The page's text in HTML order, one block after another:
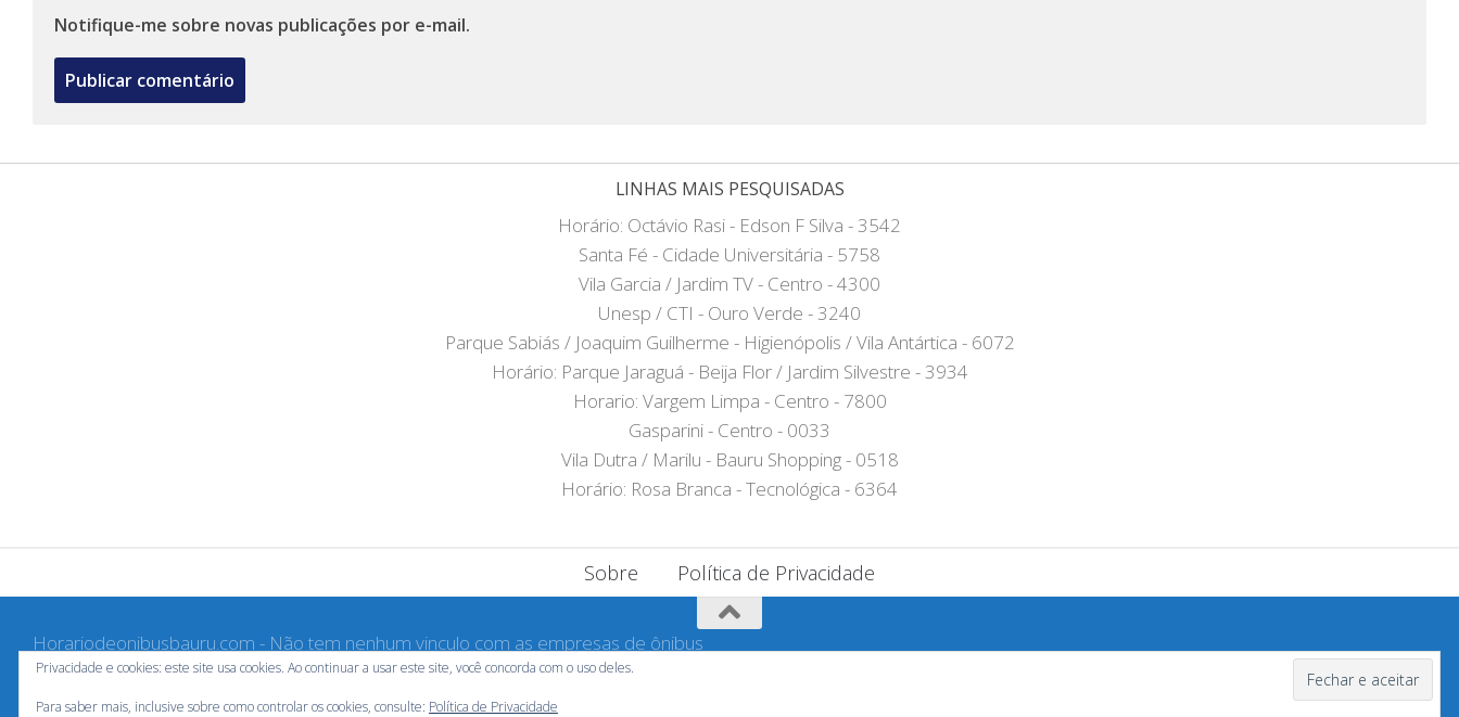
Notifique-me sobre novas publicações por e-mail.
LINHAS MAIS PESQUISADAS
Horário: Octávio Rasi - Edson F Silva - 3542
Santa Fé - Cidade Universitária - 5758
Vila Garcia / Jardim TV - Centro - 4300
Unesp / CTI - Ouro Verde - 3240
Parque Sabiás / Joaquim Guilherme - Higienópolis / Vila Antártica - 6072
Horário: Parque Jaraguá - Beija Flor / Jardim Silvestre - 3934
Horario: Vargem Limpa - Centro - 7800
Gasparini - Centro - 0033
Vila Dutra / Marilu - Bauru Shopping - 0518
Horário: Rosa Branca - Tecnológica - 6364
Sobre Política de Privacidade
Horariodeonibusbauru.com - Não tem nenhum vinculo com as empresas de ônibus
e Transurb Bauru, Apenas fornece os Horários dos Ônibus Urbanos que é um
direito do Cidadão Bauruense - DEUS É FIEL.
Privacidade e cookies: este site usa cookies. Ao continuar a usar este site, você concorda com o uso deles.
Para saber mais, inclusive sobre como controlar os cookies, consulte: Política de Privacidade